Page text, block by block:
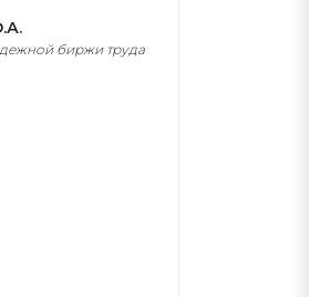
биржи труда